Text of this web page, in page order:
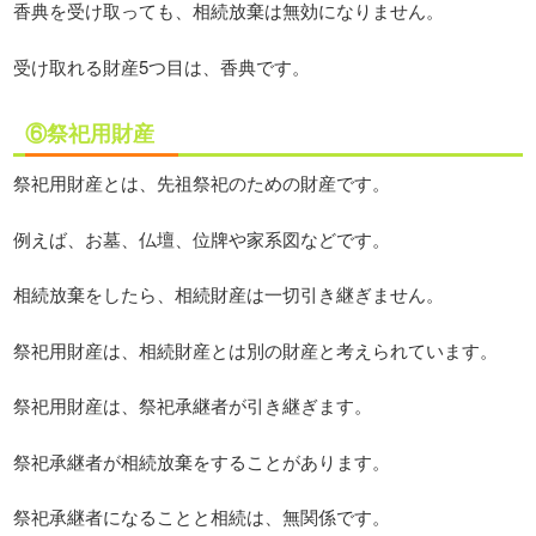
香典を受け取っても、相続放棄は無効になりません。
受け取れる財産5つ目は、香典です。
⑥祭祀用財産
祭祀用財産とは、先祖祭祀のための財産です。
例えば、お墓、仏壇、位牌や家系図などです。
相続放棄をしたら、相続財産は一切引き継ぎません。
祭祀用財産は、相続財産とは別の財産と考えられています。
祭祀用財産は、祭祀承継者が引き継ぎます。
祭祀承継者が相続放棄をすることがあります。
祭祀承継者になることと相続は、無関係です。